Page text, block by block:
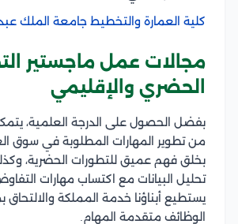
كلية العمارة والتخطيط جامعة الملك عبد
مجالات عمل ماجستير
الحضري والإقليمي
بفضل الحصول على الدرجة العلمية،
من تطوير المهارات المطلوبة في سوق
بخلق فهم عميق للتطورات الحضرية،
تحليل البيانات مع اكتساب مهارات
يستطيع أبناؤنا خدمة المملكة
الوظائف متقدمة المهام.